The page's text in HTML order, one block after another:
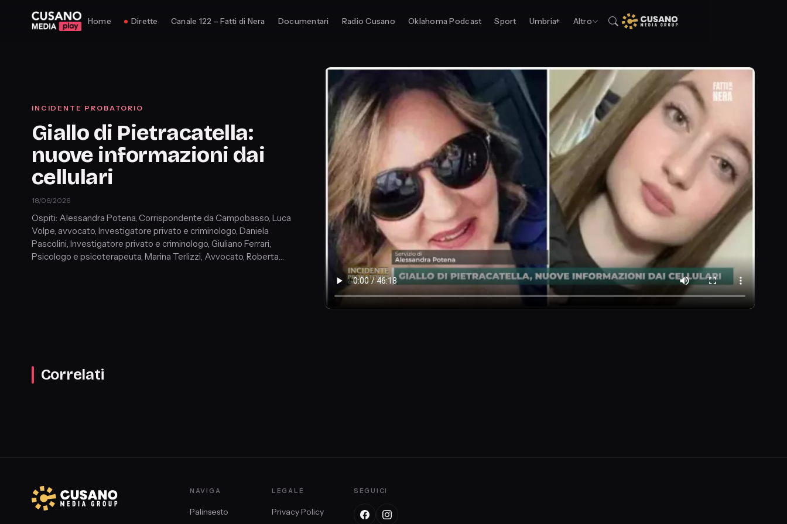
Home Dirette Canale 122 – Fatti di Nera Documentari Radio Cusano Oklahoma Podcast Sport Umbria+ Altro
INCIDENTE PROBATORIO
Giallo di Pietracatella:
nuove informazioni dai
cellulari
18/06/2026
Ospiti: Alessandra Potena, Corrispondente da Campobasso, Luca
Volpe, avvocato, Investigatore privato e criminologo, Daniela
Pascolini, Investigatore privato e criminologo, Giuliano Ferrari,
Psicologo e psicoterapeuta, Marina Terlizzi, Avvocato, Roberta
Correlati
NAVIGA
Palinsesto
LEGALE
Privacy Policy
SEGUICI